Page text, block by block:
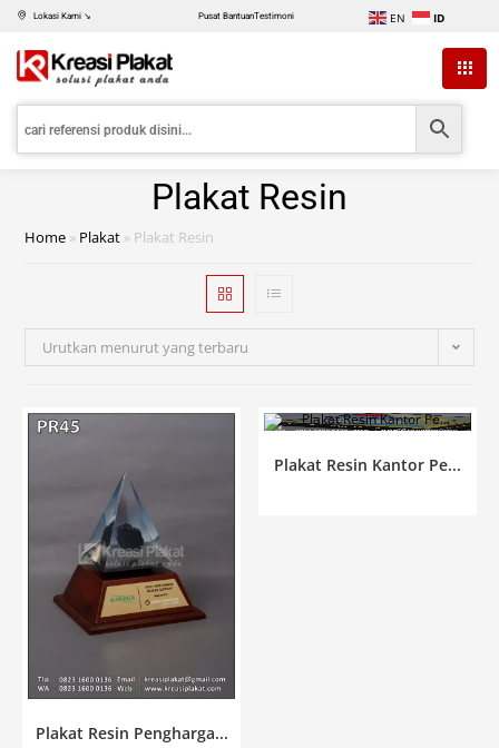
Lokasi Kami ↘ Pusat BantuanTestimoni EN ID
Plakat Resin
Home » Plakat » Plakat Resin
Urutkan menurut yang terbaru
Plakat Resin Pengharga...
Plakat Resin Kantor Pe...